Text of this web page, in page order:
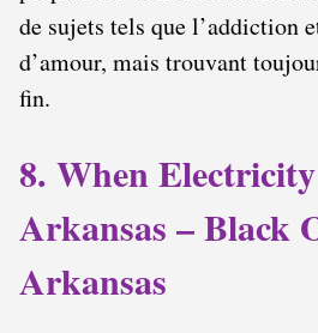
de sujets tels que l’addiction
d’amour, mais trouvant
fin.
8. When
Arkansas – Black
Arkansas